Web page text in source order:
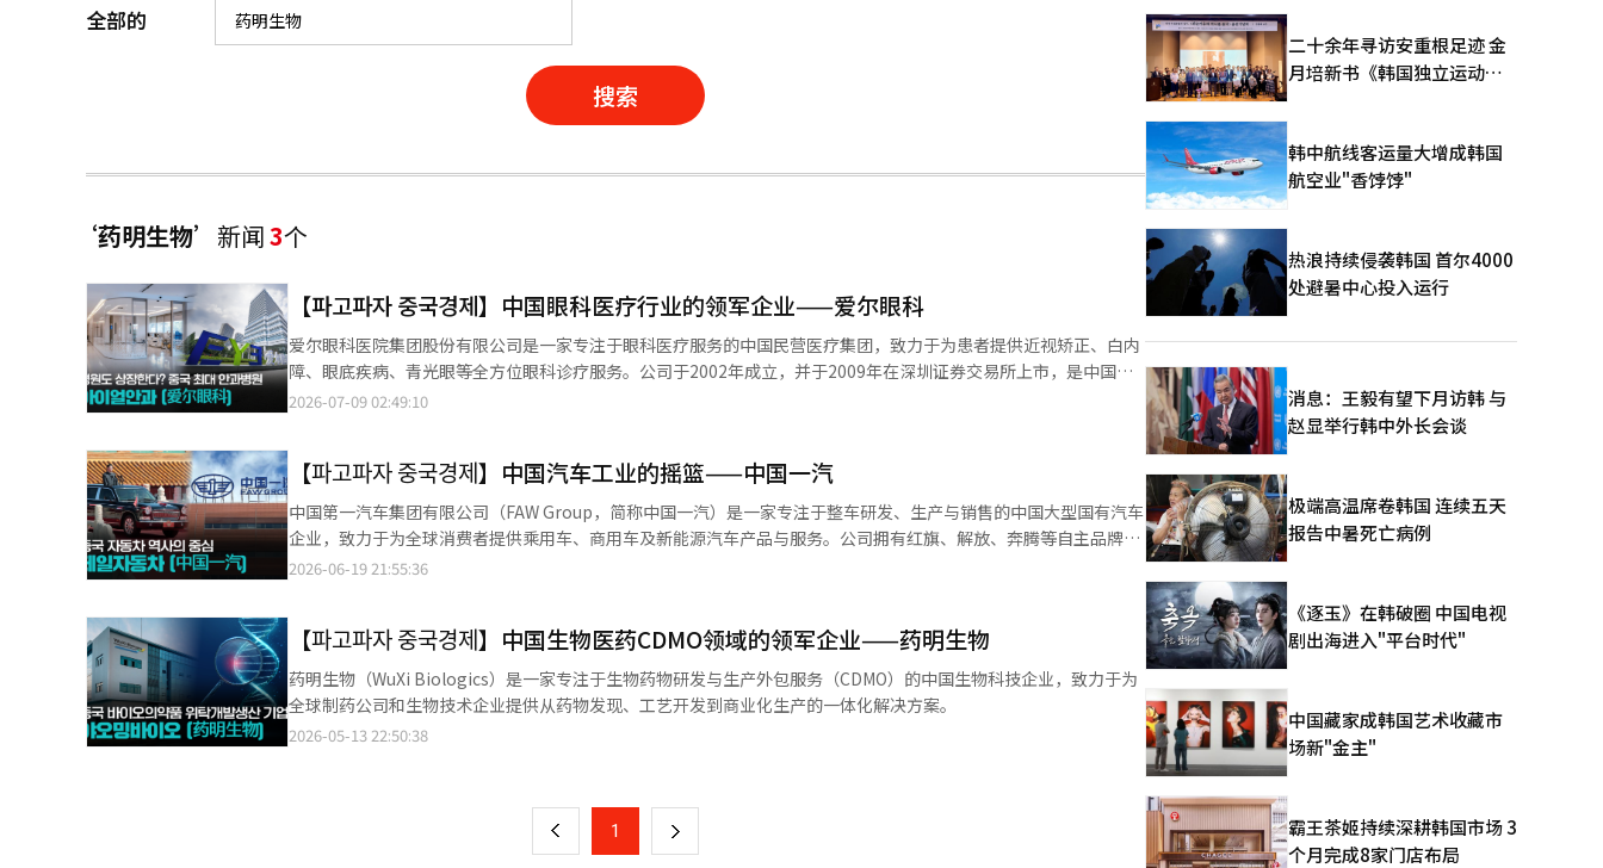
全部的
搜索
‘药明生物’ 新闻3个
【파고파자 중국경제】中国眼科医疗行业的领军企业——爱尔眼科
爱尔眼科医院集团股份有限公司是一家专注于眼科医疗服务的中国民营医疗集团，致力于为患者提供近视矫正、白内
障、眼底疾病、青光眼等全方位眼科诊疗服务。公司于2002年成立，并于2009年在深圳证券交易所上市，是中国首
家上市的眼科医疗机构。经过二十多年的发展，爱尔眼科已在中国及海外建立了庞大的眼科医疗网络，业务覆盖亚
2026-07-09 02:49:10
【파고파자 중국경제】中国汽车工业的摇篮——中国一汽
中国第一汽车集团有限公司（FAW Group，简称中国一汽）是一家专注于整车研发、生产与销售的中国大型国有汽车
企业，致力于为全球消费者提供乘用车、商用车及新能源汽车产品与服务。公司拥有红旗、解放、奔腾等自主品牌，
并与大众、丰田等国际汽车制造商建立了长期合资合作关系。中国一汽被誉为“中国汽车工业的摇篮”，在传统燃油
2026-06-19 21:55:36
【파고파자 중국경제】中国生物医药CDMO领域的领军企业——药明生物
药明生物（WuXi Biologics）是一家专注于生物药物研发与生产外包服务（CDMO）的中国生物科技企业，致力于为
全球制药公司和生物技术企业提供从药物发现、工艺开发到商业化生产的一体化解决方案。
2026-05-13 22:50:38
上 1 下
二十余年寻访安重根足迹 金
月培新书《韩国独立运动圣
韩中航线客运量大增成韩国
航空业"香饽饽"
热浪持续侵袭韩国 首尔4000
处避暑中心投入运行
消息：王毅有望下月访韩 与
赵显举行韩中外长会谈
极端高温席卷韩国 连续五天
报告中暑死亡病例
《逐玉》在韩破圈 中国电视
剧出海进入"平台时代"
中国藏家成韩国艺术收藏市
场新"金主"
霸王茶姬持续深耕韩国市场 3
个月完成8家门店布局